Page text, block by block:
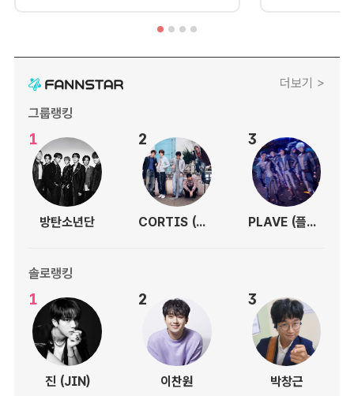
더보기 >
그룹랭킹
1
방탄소년단
2
CORTIS (코르티스)
3
PLAVE (플레이브)
솔로랭킹
1
진 (JIN)
2
이찬원
3
박창근